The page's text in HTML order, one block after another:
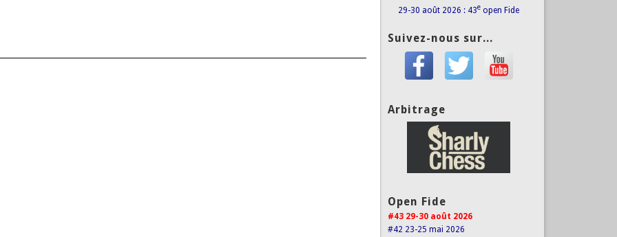
29-30 août 2026 : 43e open Fide
Suivez-nous sur...
Arbitrage
Open Fide
#43 29-30 août 2026
#42 23-25 mai 2026